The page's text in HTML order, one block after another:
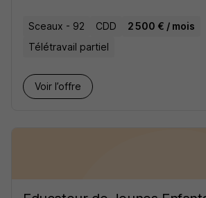
Sceaux - 92 CDD
2 500 € / mois
Télétravail partiel
Voir l’offre